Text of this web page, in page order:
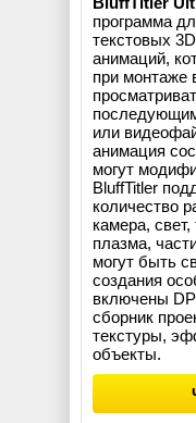
программа
текстовых
анимаций,
при монтаже
или
анимация
могут
BluffTitler
количество
камера, свет,
плазма,
могут быть
создания
включены
сборник
текстуры,
объекты.